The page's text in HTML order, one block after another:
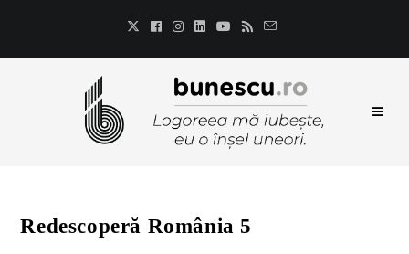
Redescoperă România 5